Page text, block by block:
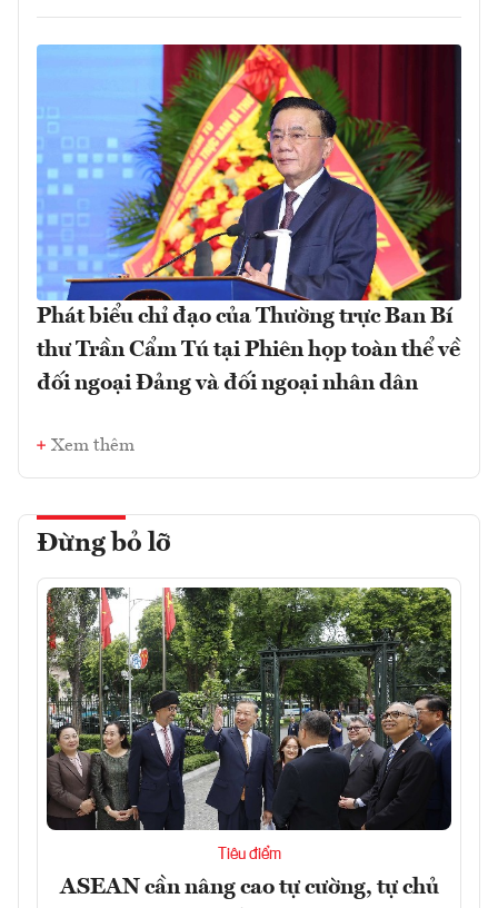
Phát biểu chỉ đạo của Thường trực Ban Bí
thư Trần Cẩm Tú tại Phiên họp toàn thể về
đối ngoại Đảng và đối ngoại nhân dân
Xem thêm
Đừng bỏ lỡ
Tiêu điểm
ASEAN cần nâng cao tự cường, tự chủ